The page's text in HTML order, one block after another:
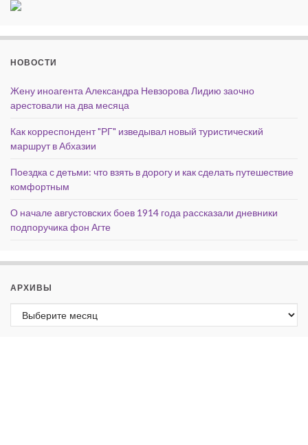
НОВОСТИ
Жену иноагента Александра Невзорова Лидию заочно
арестовали на два месяца
Как корреспондент "РГ" изведывал новый туристический
маршрут в Абхазии
Поездка с детьми: что взять в дорогу и как сделать путешествие
комфортным
О начале августовских боев 1914 года рассказали дневники
подпоручика фон Агте
АРХИВЫ
Архивы